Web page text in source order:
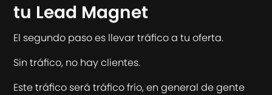
tu Lead Magnet
El segundo paso es llevar tráfico a tu oferta.
Sin tráfico, no hay clientes.
Este tráfico será tráfico frío, en general de gente